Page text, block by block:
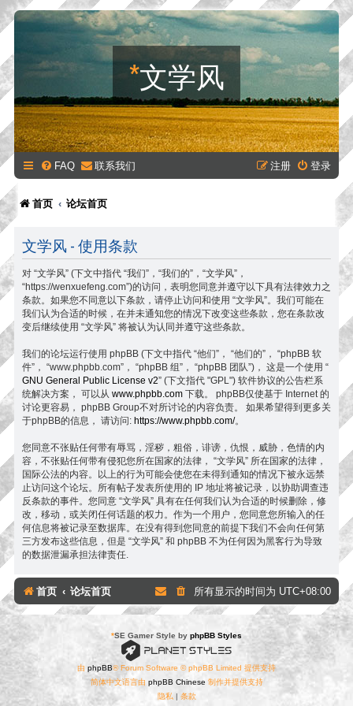
*文学风
FAQ 联系我们 登录
注册
首页 论坛首页
文学风 - 使用条款
对 “文学风” (下文中指代 “我们”，“我们的”，“文学风”，
“https://wenxuefeng.com”)的访问，表明您同意并遵守以下具有法律效力之
条款。如果您不同意以下条款，请停止访问和使用 “文学风”。我们可能在
我们认为合适的时候，在并未通知您的情况下改变这些条款，您在条款改
变后继续使用 “文学风” 将被认为认同并遵守这些条款。
我们的论坛运行使用 phpBB (下文中指代 “他们”， “他们的”， “phpBB 软
件”， “www.phpbb.com”， “phpBB 组”， “phpBB 团队”)， 这是一个使用 “
GNU General Public License v2” (下文指代 "GPL") 软件协议的公告栏系
统解决方案， 可以从 www.phpbb.com 下载。 phpBB仅使基于 Internet 的
讨论更容易， phpBB Group不对所讨论的内容负责。 如果希望得到更多关
于phpBB的信息， 请访问: https://www.phpbb.com/。
您同意不张贴任何带有辱骂，淫秽，粗俗，诽谤，仇恨，威胁，色情的内
容，不张贴任何带有侵犯您所在国家的法律， “文学风” 所在国家的法律，
国际公法的内容。以上的行为可能会使您在未得到通知的情况下被永远禁
止访问这个论坛。所有帖子发表所使用的 IP 地址将被记录，以协助调查违
反条款的事件。您同意 “文学风” 具有在任何我们认为合适的时候删除，修
改，移动，或关闭任何话题的权力。作为一个用户，您同意您所输入的任
何信息将被记录至数据库。在没有得到您同意的前提下我们不会向任何第
三方发布这些信息，但是 “文学风” 和 phpBB 不为任何因为黑客行为导致
的数据泄漏承担法律责任.
首页 论坛首页 所有显示的时间为 UTC+08:00
*SE Gamer Style by phpBB Styles
由 phpBB® Forum Software © phpBB Limited 提供支持
简体中文语言由 phpBB Chinese 制作并提供支持
隐私 | 条款